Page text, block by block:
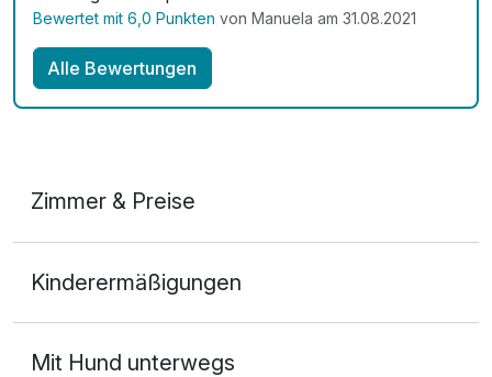
Bewertet mit 6,0 Punkten von Manuela am 31.08.2021
Alle Bewertungen
Zimmer & Preise
2 Erwachsene und 1 Kind
Kinderermäßigungen
Mit Hund unterwegs